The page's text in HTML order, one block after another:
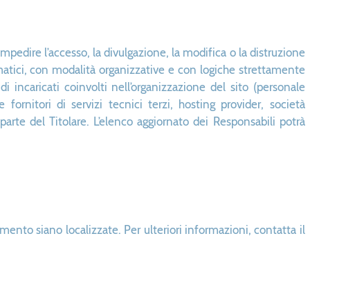
l’accesso, la divulgazione, la modifica o la distruzione
con modalità organizzative e con logiche strettamente
coinvolti nell’organizzazione del sito (personale
fornitori di servizi tecnici terzi, hosting provider, società
del Titolare. L’elenco aggiornato dei Responsabili potrà
siano localizzate. Per ulteriori informazioni, contatta il